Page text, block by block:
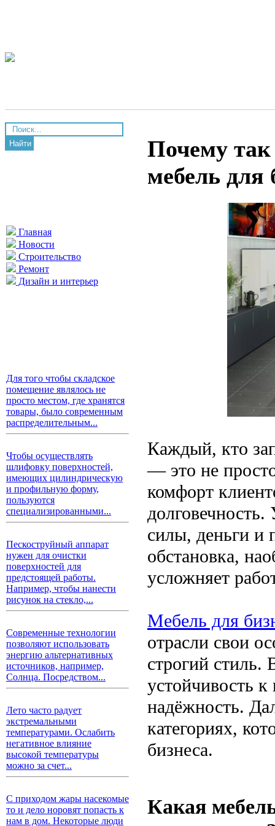
Найти
Главная
Новости
Строительство
Ремонт
Дизайн и интерьер
Для того чтобы складское
помещение являлось не
просто местом, где хранятся
товары, было современным
распределительным...
Чтобы осуществлять
шлифовку поверхностей,
имеющих цилиндрическую
и профильную форму,
пользуются
специализированными...
Пескоструйный аппарат
нужен для очистки
поверхностей для
предстоящей работы.
Например, чтобы нанести
рисунок на стекло,...
Современные технологии
позволяют использовать
энергию альтернативных
источников, например,
Солнца. Посредством...
Лето часто радует
экстремальными
температурами. Ослабить
негативное влияние
высокой температуры
можно за счет...
С приходом жары насекомые
то и дело норовят попасть к
нам в дом. Некоторые люди
Почему
мебель для
Каждый, кто
— это не
комфорт
силы, деньги и
обстановка,
усложняет
Мебель для
отрасли свои
строгий стиль.
устойчивость
надёжность.
категориях,
бизнеса.
Какая